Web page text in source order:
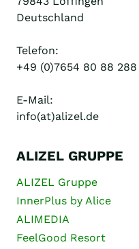
Deutschland
Telefon:
+49 (0)7654 80 88 288
E-Mail:
info(at)alizel.de
ALIZEL GRUPPE
ALIZEL Gruppe
InnerPlus by Alice
ALIMEDIA
FeelGood Resort